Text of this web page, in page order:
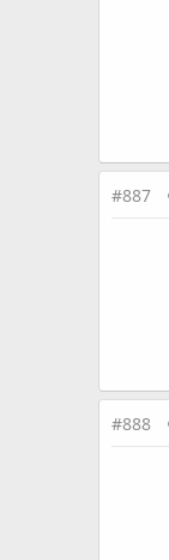
#887
#888